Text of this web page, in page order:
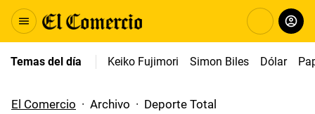
Temas del día Keiko Fujimori Simon Biles Dólar
El Comercio · Archivo · Deporte Total